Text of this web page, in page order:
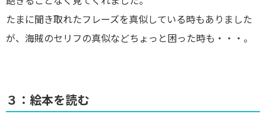
たまに聞き取れたフレーズを真似している時もありました
が、海賊のセリフの真似などちょっと困った時も・・・。
３：絵本を読む